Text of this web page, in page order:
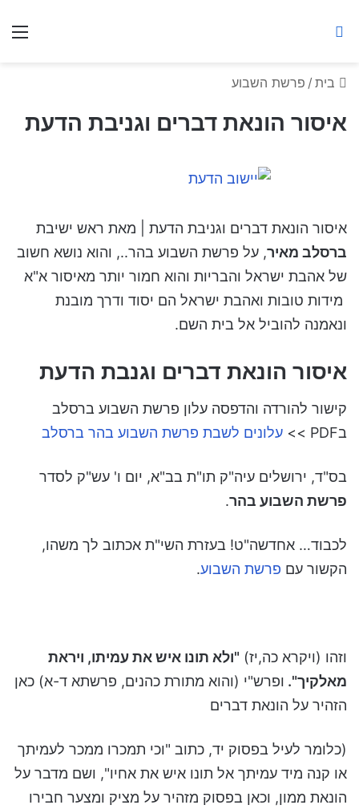
בית / פרשת השבוע
איסור הונאת דברים וגניבת הדעת
איסור הונאת דברים וגניבת הדעת | מאת ראש ישיבת
ברסלב מאיר, על פרשת השבוע בהר.., והוא נושא חשוב
של אהבת ישראל והבריות והוא חמור יותר מאיסור א"א
מידות טובות ואהבת ישראל הם יסוד ודרך מובנת
ונאמנה להוביל אל בית השם.
איסור הונאת דברים וגנבת הדעת
קישור להורדה והדפסה עלון פרשת השבוע ברסלב
בPDF >>
עלונים לשבת פרשת השבוע בהר ברסלב
בס"ד, ירושלים עיה"ק תו"ת בב"א, יום ו' עש"ק לסדר
פרשת השבוע בהר.
לכבוד… אחדשה"ט! בעזרת השי"ת אכתוב לך משהו,
הקשור עם פרשת השבוע.
וזהו (ויקרא כה,יז) "ולא תונו איש את עמיתו, ויראת
מאלקיך". ופרש"י (והוא מתורת כהנים, פרשתא ד-א) כאן
הזהיר על הונאת דברים
(כלומר לעיל בפסוק יד, כתוב "וכי תמכרו ממכר לעמיתך
או קנה מיד עמיתך אל תונו איש את אחיו", ושם מדבר על
הונאת ממון, וכאן בפסוק מזהיר על מציק ומצער חבירו